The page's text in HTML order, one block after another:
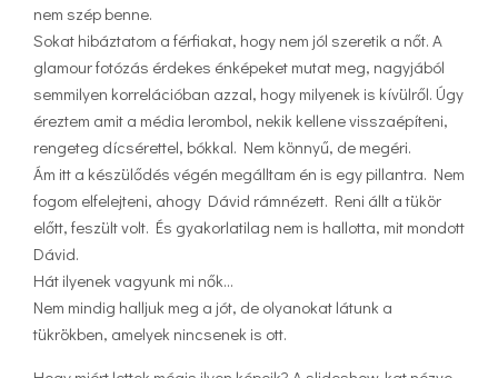
nem szép benne.
Sokat hibáztatom a férfiakat, hogy nem jól szeretik a nőt. A
glamour fotózás érdekes énképeket mutat meg, nagyjából
semmilyen korrelációban azzal, hogy milyenek is kívülről. Úgy
éreztem amit a média lerombol, nekik kellene visszaépíteni,
rengeteg dícsérettel, bókkal. Nem könnyű, de megéri.
Ám itt a készülődés végén megálltam én is egy pillantra. Nem
fogom elfelejteni, ahogy Dávid rámnézett. Reni állt a tükör
előtt, feszült volt. És gyakorlatilag nem is hallotta, mit mondott
Dávid.
Hát ilyenek vagyunk mi nők…
Nem mindig halljuk meg a jót, de olyanokat látunk a
tükrökben, amelyek nincsenek is ott.